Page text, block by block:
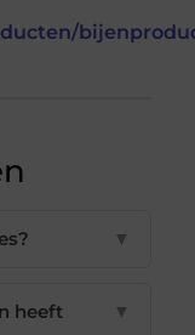
▼
heeft
▼